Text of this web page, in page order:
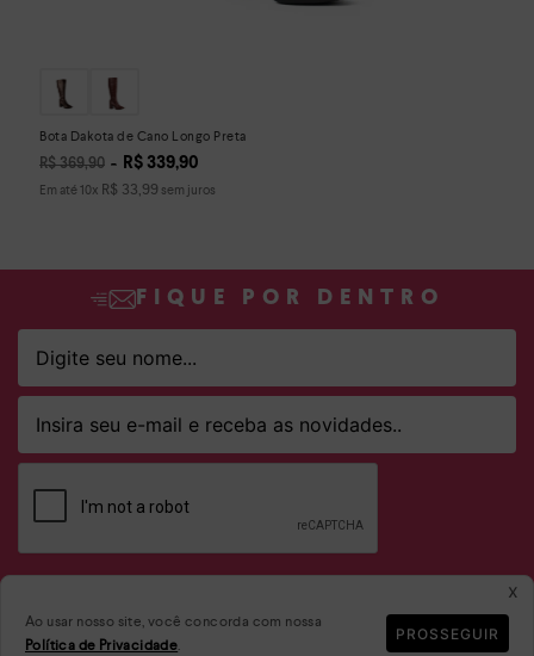
x
Ao usar nosso site, você concorda com nossa
Política de Privacidade.
PROSSEGUIR
Bota Dakota de Cano Longo Preta
R$ 369,90 R$ 339,90
Em até 10x R$ 33,99 sem juros
FIQUE POR DENTRO
Ao clicar em ASSINAR declaro que concordo em receber novidades
Confira nossa
Política de privacidade